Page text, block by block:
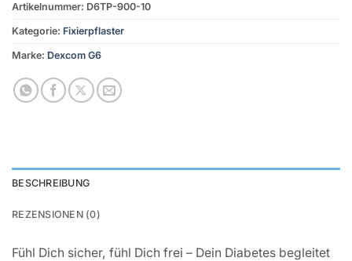
Artikelnummer: D6TP-900-10
Kategorie: Fixierpflaster
Marke: Dexcom G6
BESCHREIBUNG
REZENSIONEN (0)
Fühl Dich sicher, fühl Dich frei – Dein Diabetes begleitet